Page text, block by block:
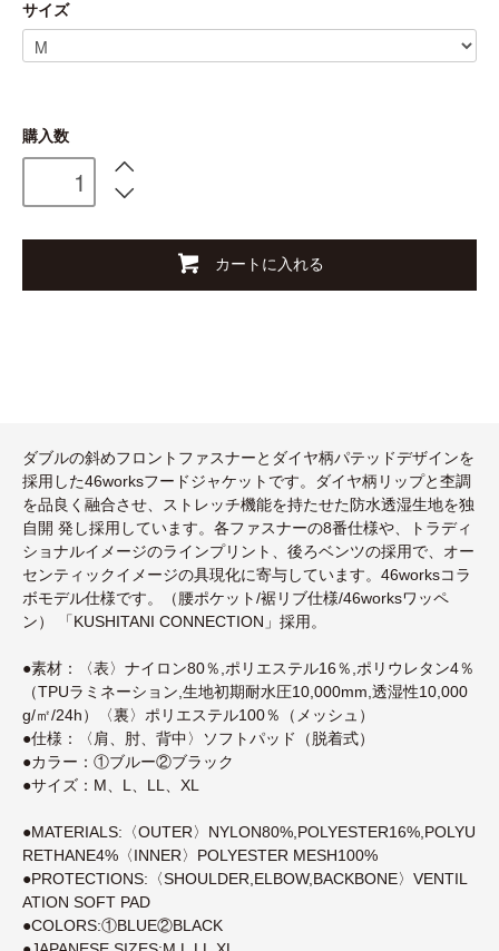
サイズ
購入数
カートに入れる
ダブルの斜めフロントファスナーとダイヤ柄パテッドデザインを
採用した46worksフードジャケットです。ダイヤ柄リップと杢調
を品良く融合させ、ストレッチ機能を持たせた防水透湿生地を独
自開 発し採用しています。各ファスナーの8番仕様や、トラディ
ショナルイメージのラインプリント、後ろベンツの採用で、オー
センティックイメージの具現化に寄与しています。46worksコラ
ボモデル仕様です。（腰ポケット/裾リブ仕様/46worksワッペ
ン） 「KUSHITANI CONNECTION」採用。
●素材：〈表〉ナイロン80％,ポリエステル16％,ポリウレタン4％
（TPUラミネーション,生地初期耐水圧10,000mm,透湿性10,000
g/㎡/24h）〈裏〉ポリエステル100％（メッシュ）
●仕様：〈肩、肘、背中〉ソフトパッド（脱着式）
●カラー：①ブルー②ブラック
●サイズ：M、L、LL、XL
●MATERIALS:〈OUTER〉NYLON80%,POLYESTER16%,POLYU
RETHANE4%〈INNER〉POLYESTER MESH100%
●PROTECTIONS:〈SHOULDER,ELBOW,BACKBONE〉VENTIL
ATION SOFT PAD
●COLORS:①BLUE②BLACK